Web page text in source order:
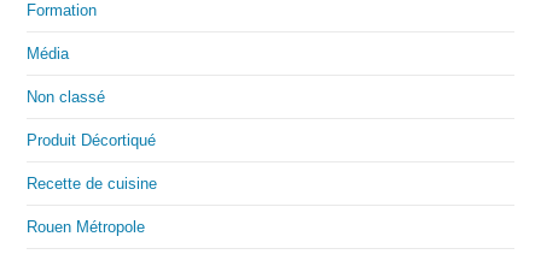
Formation
Média
Non classé
Produit Décortiqué
Recette de cuisine
Rouen Métropole